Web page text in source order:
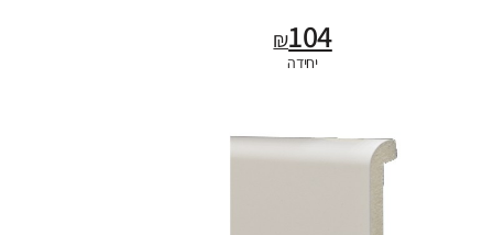
₪104
יחידה